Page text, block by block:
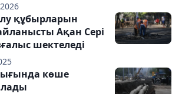
құбырларын
Ақан Сері
шектеледі
көше